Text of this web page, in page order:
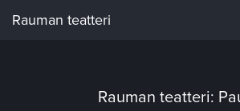
Rauman teatteri
Rauman teatteri: